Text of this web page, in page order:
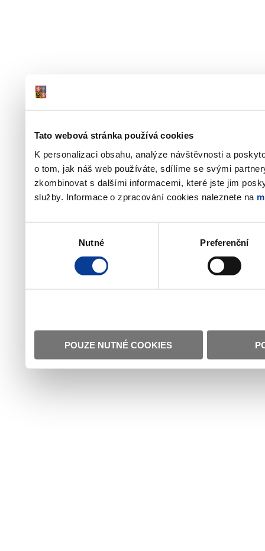
Tato webová stránka používá cookies
K personalizaci obsahu, analýze návštěvnosti a
o tom, jak náš web používáte, sdílíme se svými
zkombinovat s dalšími informacemi, které jste jim
služby. Informace o zpracování cookies naleznete na
Nutné Preferenční
POUZE NUTNÉ COOKIES